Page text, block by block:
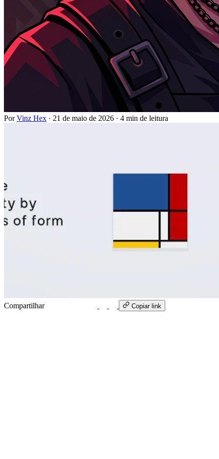
PorVinz Hex · 21 de maio de 2026 · 4 min de leitura
Compartilhar Copiar link